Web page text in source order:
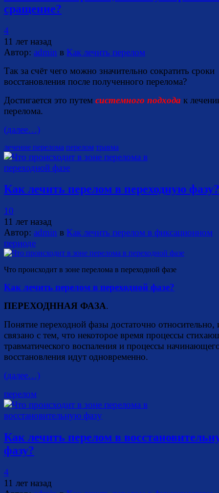
сращение?
4
11 лет назад
Автор: admin в Как лечить перелом
Так за счёт чего можно значительно сократить сроки
восстановления после полученного перелома?
Достигается это путем системного подхода к
перелома.
(далее…)
лечение перелома перелом травма
Как лечить перелом в переходную фазу?
10
11 лет назад
Автор: admin в Как лечить перелом в фиксационном
периоде
Что происходит в зоне перелома в переходной фазе
Как лечить перелом в переходной фазе?
ПЕРЕХОДННАЯ ФАЗА.
Понятие переходной фазы достаточно относительно,
связано с тем, что некоторое время процессы
травматического воспаления и процессы
восстановления идут одновременно.
(далее…)
перелом
Как лечить перелом в
фазу?
4
11 лет назад